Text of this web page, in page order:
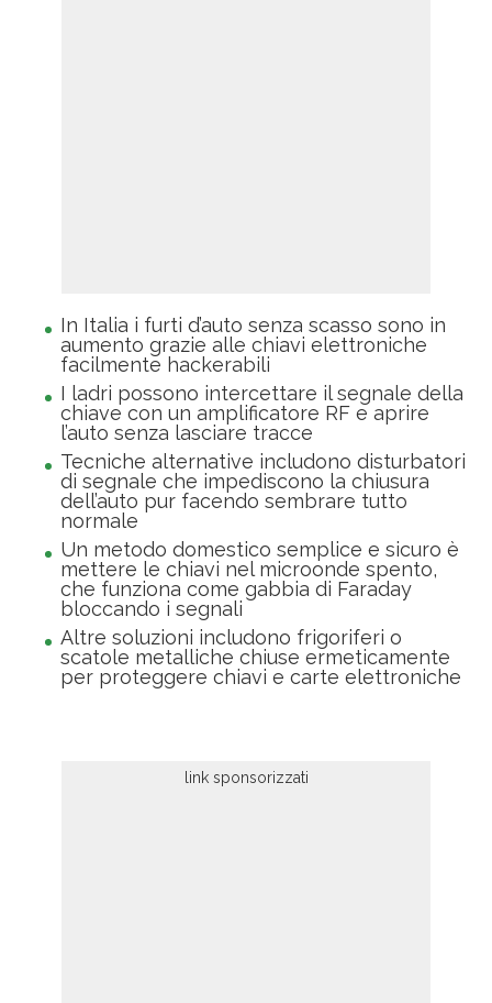
In Italia i furti d’auto senza scasso sono in
aumento grazie alle chiavi elettroniche
facilmente hackerabili
I ladri possono intercettare il segnale della
chiave con un amplificatore RF e aprire
l’auto senza lasciare tracce
Tecniche alternative includono disturbatori
di segnale che impediscono la chiusura
dell’auto pur facendo sembrare tutto
normale
Un metodo domestico semplice e sicuro è
mettere le chiavi nel microonde spento,
che funziona come gabbia di Faraday
bloccando i segnali
Altre soluzioni includono frigoriferi o
scatole metalliche chiuse ermeticamente
per proteggere chiavi e carte elettroniche